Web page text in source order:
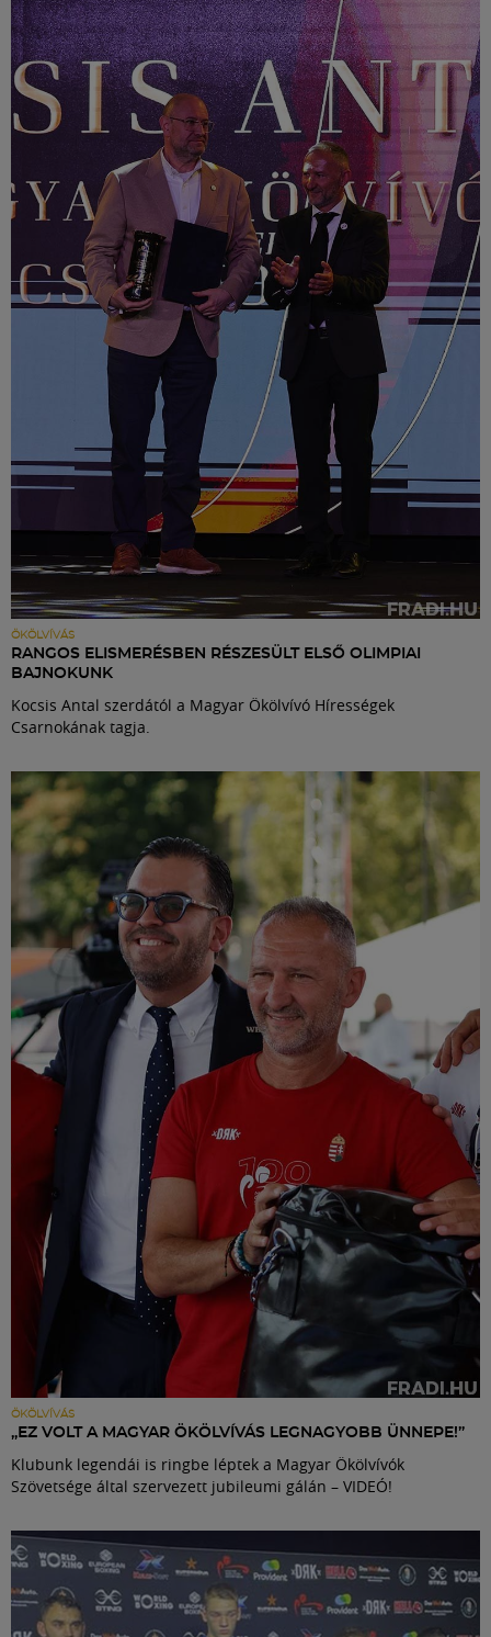
ÖKÖLVÍVÁS
RANGOS ELISMERÉSBEN RÉSZESÜLT ELSŐ OLIMPIAI
BAJNOKUNK
Kocsis Antal szerdától a Magyar Ökölvívó Hírességek
Csarnokának tagja.
ÖKÖLVÍVÁS
„EZ VOLT A MAGYAR ÖKÖLVÍVÁS LEGNAGYOBB ÜNNEPE!”
Klubunk legendái is ringbe léptek a Magyar Ökölvívók
Szövetsége által szervezett jubileumi gálán – VIDEÓ!
English